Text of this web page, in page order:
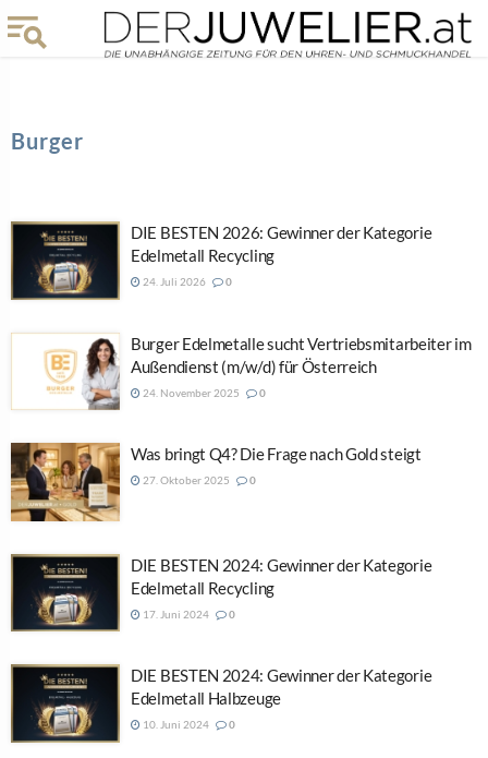
Burger
DIE BESTEN 2026: Gewinner der Kategorie
Edelmetall Recycling
24. Juli 2026 0
Burger Edelmetalle sucht Vertriebsmitarbeiter im
Außendienst (m/w/d) für Österreich
24. November 2025 0
Was bringt Q4? Die Frage nach Gold steigt
27. Oktober 2025 0
DIE BESTEN 2024: Gewinner der Kategorie
Edelmetall Recycling
17. Juni 2024 0
DIE BESTEN 2024: Gewinner der Kategorie
Edelmetall Halbzeuge
10. Juni 2024 0